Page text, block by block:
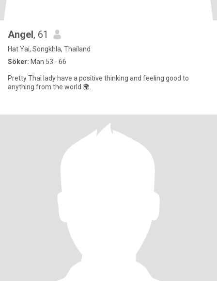
Angel, 61
Hat Yai, Songkhla, Thailand
Söker: Man 53 - 66
Pretty Thai lady have a positive thinking and feeling good to
anything from the world 🌍.